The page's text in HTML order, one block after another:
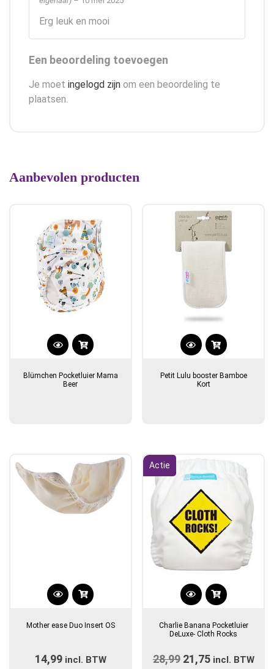
Erg leuk en mooi
Een beoordeling toevoegen
Je moet ingelogd zijn om een beoordeling te
plaatsen.
Aanbevolen producten
Blümchen Pocketluier Mama
Beer
Petit Lulu booster Bamboe
Kort
Dit
heeft
variaties.
Mother ease Duo Insert OS
14,99 incl. BTW
Actie
Charlie Banana Pocketluier
DeLuxe- Cloth Rocks
28,99 Oorspronkelijke
21,75Huidige
incl. BTW